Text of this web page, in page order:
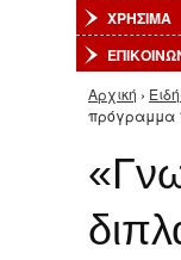
ΧΡΗΣΙΜΑ
Είστε
Αρχική ›
πρόγραμμα